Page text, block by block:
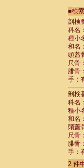
■検
剖検
科名
種小
和名
頭蓋
尺骨
腓骨
手：
剖検
科名
種小
和名
頭蓋
尺骨
腓骨
手：
2 件